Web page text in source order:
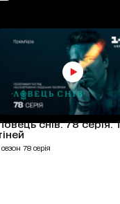
снів. 78 серія.
сезон 78 серія